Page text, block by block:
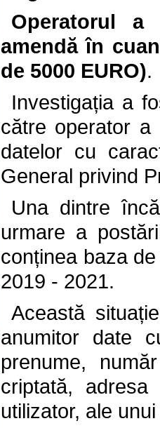
Operatorul a
amendă în
de 5000 EURO).
Investigația a
către operator a
datelor cu
General privind
Una dintre
urmare a
conținea baza
2019 - 2021.
Această
anumitor date
prenume,
criptată,
utilizator, ale